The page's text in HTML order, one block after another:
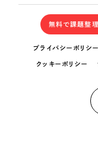
無料で課題整
プライバシーポリシー
クッキーポリシー